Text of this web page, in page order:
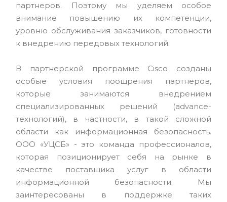
партнеров. Поэтому мы уделяем особое
внимание повышению их компетенции,
уровню обслуживания заказчиков, готовности
к внедрению передовых технологий.
В партнерской программе Cisco созданы
особые условия поощрения партнеров,
которые занимаются внедрением
специализированных решений (advance-
технологий), в частности, в такой сложной
области как информационная безопасность.
ООО «УЦСБ» - это команда профессионалов,
которая позиционирует себя на рынке в
качестве поставщика услуг в области
информационной безопасности. Мы
заинтересованы в поддержке таких